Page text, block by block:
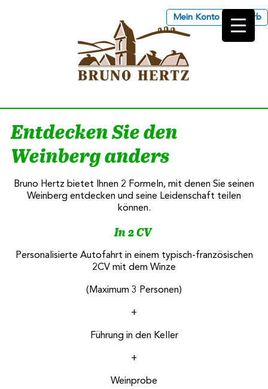
Mein Konto Korb
Entdecken Sie den
Weinberg anders
Bruno Hertz bietet Ihnen 2 Formeln, mit denen Sie seinen
Weinberg entdecken und seine Leidenschaft teilen
können.
In 2 CV
Personalisierte Autofahrt in einem typisch-französischen
2CV mit dem Winze
(Maximum 3 Personen)
+
Führung in den Keller
+
Weinprobe